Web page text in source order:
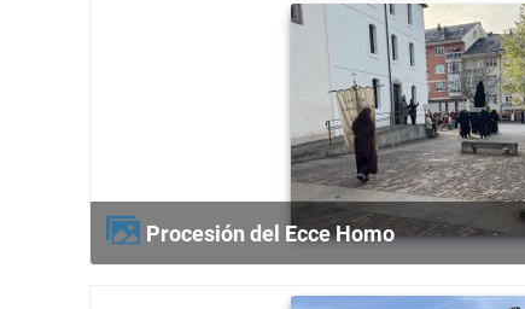
Procesión del Ecce Homo